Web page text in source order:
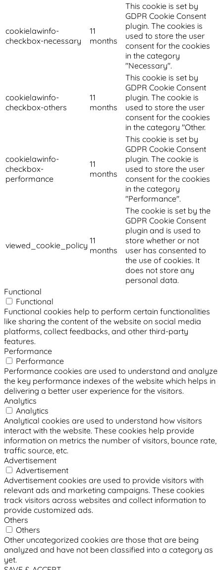
cookielawinfo-
checkbox-necessary
11
months
This cookie is set by
GDPR Cookie Consent
plugin. The cookies is
used to store the user
consent for the cookies
in the category
"Necessary".
cookielawinfo-
checkbox-others
11
months
This cookie is set by
GDPR Cookie Consent
plugin. The cookie is
used to store the user
consent for the cookies
in the category "Other.
cookielawinfo-
checkbox-
performance
11
months
This cookie is set by
GDPR Cookie Consent
plugin. The cookie is
used to store the user
consent for the cookies
in the category
"Performance".
viewed_cookie_policy 11
months
The cookie is set by the
GDPR Cookie Consent
plugin and is used to
store whether or not
user has consented to
the use of cookies. It
does not store any
personal data.
Functional
Functional
Functional cookies help to perform certain functionalities
like sharing the content of the website on social media
platforms, collect feedbacks, and other third-party
features.
Performance
Performance
Performance cookies are used to understand and analyze
the key performance indexes of the website which helps in
delivering a better user experience for the visitors.
Analytics
Analytics
Analytical cookies are used to understand how visitors
interact with the website. These cookies help provide
information on metrics the number of visitors, bounce rate,
traffic source, etc.
Advertisement
Advertisement
Advertisement cookies are used to provide visitors with
relevant ads and marketing campaigns. These cookies
track visitors across websites and collect information to
provide customized ads.
Others
Others
Other uncategorized cookies are those that are being
analyzed and have not been classified into a category as
yet.